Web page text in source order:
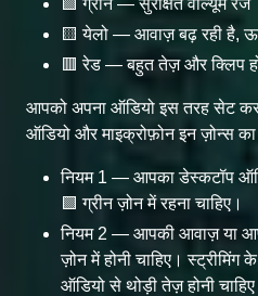
🟨 येलो — आवाज़ बढ़ रही है,
🟥 रेड — बहुत तेज़ और क्लिप
आपको अपना ऑडियो इस तरह सेट
ऑडियो और माइक्रोफ़ोन इन ज़ोन्स
नियम 1 — आपका डेस्कटॉप
🟩 ग्रीन ज़ोन में रहना चाहिए।
नियम 2 — आपकी आवाज़ या
ज़ोन में होनी चाहिए। स्ट्रीमिंग
ऑडियो से थोड़ी तेज़ होनी